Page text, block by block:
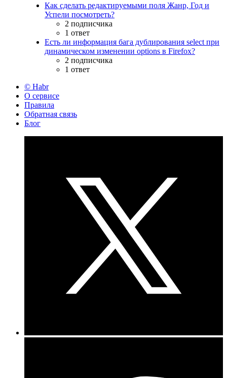
Как сделать редактируемыми поля Жанр, Год и
Успели посмотреть?
2 подписчика
1 ответ
Есть ли информация бага дублирования select при
динамическом изменении options в Firefox?
2 подписчика
1 ответ
© Habr
О сервисе
Правила
Обратная связь
Блог